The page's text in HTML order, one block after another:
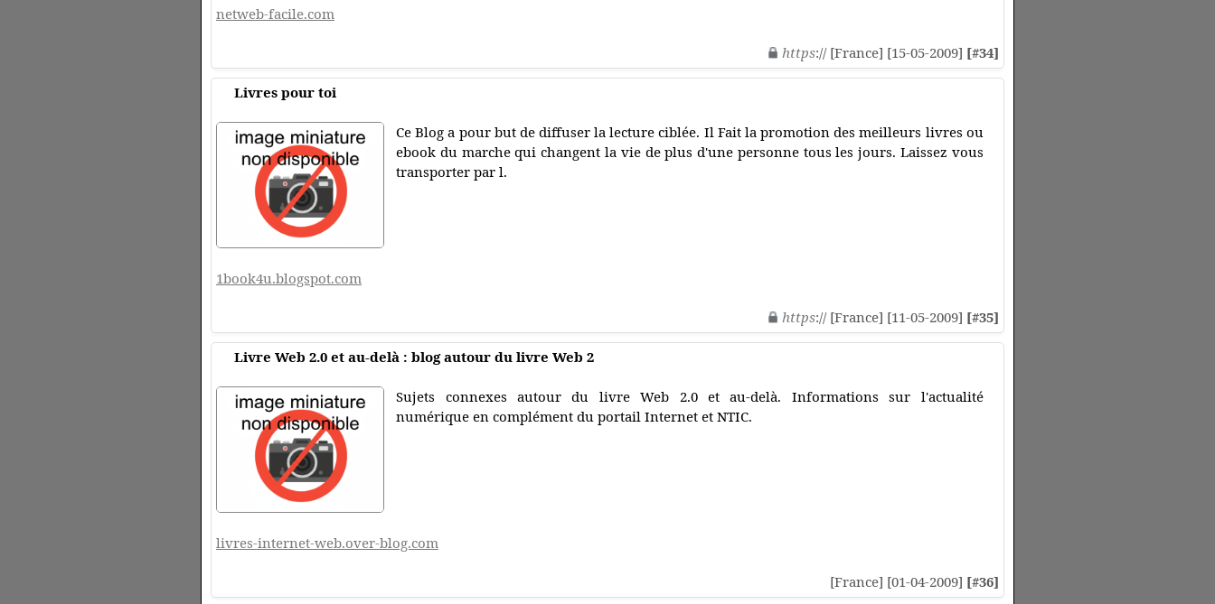
netweb-facile.com
https:// [France] [15-05-2009] [#34]
Livres pour toi
Ce Blog a pour but de diffuser la lecture ciblée. Il Fait la promotion des meilleurs livres ou
ebook du marche qui changent la vie de plus d'une personne tous les jours. Laissez vous
transporter par l.
1book4u.blogspot.com
https:// [France] [11-05-2009] [#35]
Livre Web 2.0 et au-delà : blog autour du livre Web 2
Sujets connexes autour du livre Web 2.0 et au-delà. Informations sur l'actualité
numérique en complément du portail Internet et NTIC.
livres-internet-web.over-blog.com
[France] [01-04-2009] [#36]